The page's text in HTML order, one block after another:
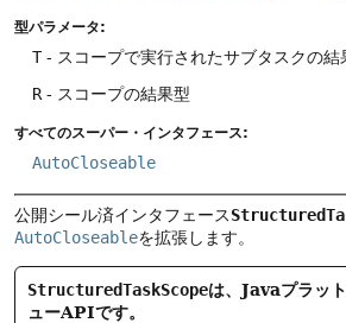
型パラメータ:
T- スコープで実行されたサブタスクの結
R - スコープの結果型
すべてのスーパー・インタフェース:
AutoCloseable
公開シール済インタフェース
AutoCloseableを拡張します。
StructuredTaskScopeは、Javaプラッ
ューAPIです。